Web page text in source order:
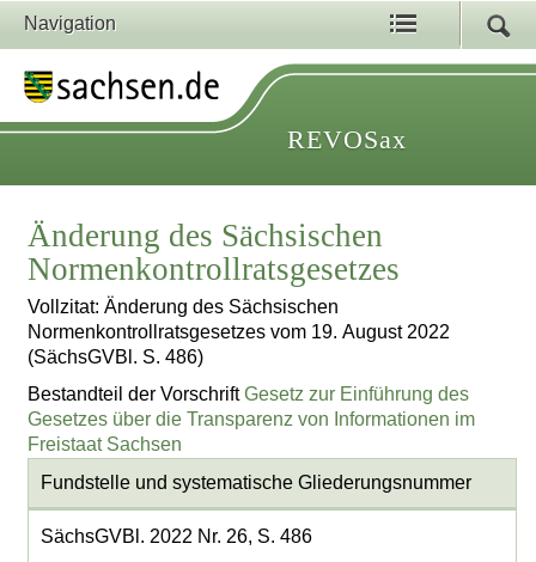
Navigation
REVOSax
Änderung des Sächsischen
Normenkontrollratsgesetzes
Vollzitat: Änderung des Sächsischen
Normenkontrollratsgesetzes vom 19. August 2022
(SächsGVBl. S. 486)
Bestandteil der VorschriftGesetz zur Einführung des
Gesetzes über die Transparenz von Informationen im
Freistaat Sachsen
Fundstelle und systematische Gliederungsnummer
SächsGVBl. 2022 Nr. 26, S. 486